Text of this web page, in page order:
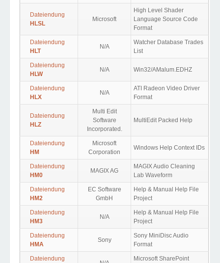
Dateiendung
HLSL
Microsoft
High Level Shader
Language Source Code
Format
Dateiendung
HLT
N/A
Watcher Database Trades
List
Dateiendung
HLW
N/A Win32/AMalum.EDHZ
Dateiendung
HLX
N/A
ATI Radeon Video Driver
Format
Dateiendung
HLZ
Multi Edit
Software
Incorporated.
MultiEdit Packed Help
Dateiendung
HM
Microsoft
Corporation
Windows Help Context IDs
Dateiendung
HM0
MAGIX AG
MAGIX Audio Cleaning
Lab Waveform
Dateiendung
HM2
EC Software
GmbH
Help & Manual Help File
Project
Dateiendung
HM3
N/A
Help & Manual Help File
Project
Dateiendung
HMA
Sony
Sony MiniDisc Audio
Format
Dateiendung Microsoft SharePoint